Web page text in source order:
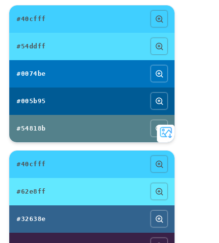
#40cfff
#54ddff
#0074be
#005b95
#54818b
#40cfff
#62e8ff
#32638e